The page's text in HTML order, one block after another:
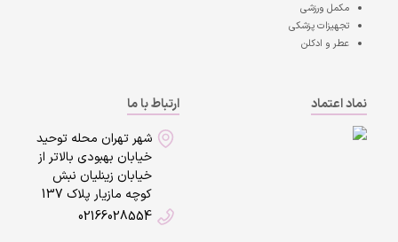
مکمل ورزشی
تجهیزات پزشکی
عطر و ادکلن
نماد اعتماد
ارتباط با ما
شهر تهران محله توحید
خیابان بهبودی بالاتر از
خیابان زینلیان نبش
کوچه مازیار پلاک 137
02166028554